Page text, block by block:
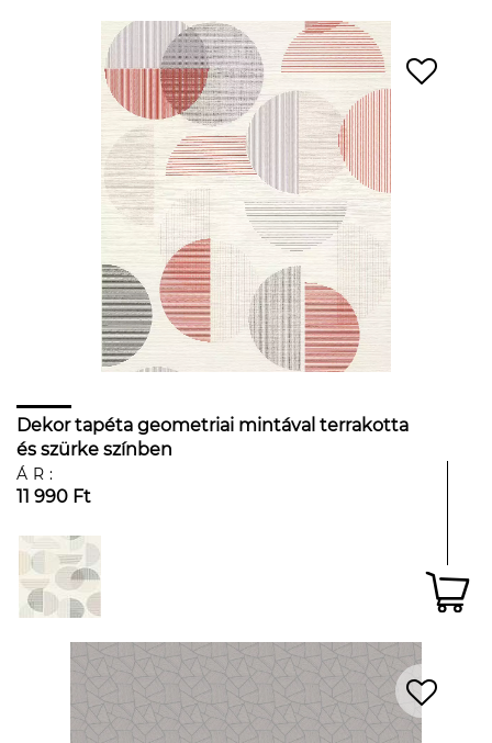
Dekor tapéta geometriai mintával terrakotta
és szürke színben
ÁR:
11 990 Ft